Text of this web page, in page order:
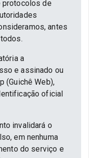
protocolos de
antes
a
e assinado ou
(Guichê Web),
oficial
invalidará o
em nenhuma
do serviço e